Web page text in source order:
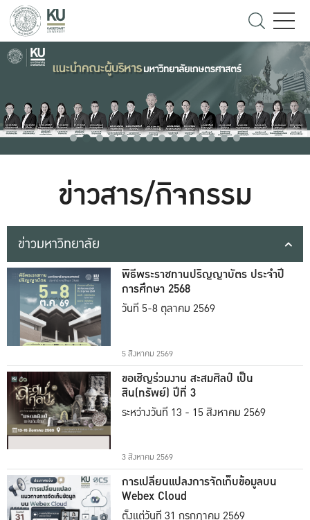
ข่าวสาร/กิจกรรม
ข่าวมหาวิทยาลัย
พิธีพระราชทานปริญญาบัตร ประจำปี
การศึกษา 2568
วันที่ 5-8 ตุลาคม 2569
5 สิงหาคม 2569
ขอเชิญร่วมงาน สะสมศิลป์ เป็น
สิน(ทรัพย์) ปีที่ 3
ระหว่างวันที่ 13 - 15 สิงหาคม 2569
3 สิงหาคม 2569
การเปลี่ยนแปลงการจัดเก็บข้อมูลบน
Webex Cloud
ตั้งแต่วันที่ 31 กรกฎาคม 2569